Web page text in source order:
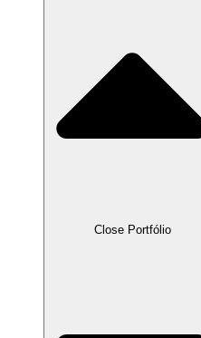
Close Portfólio